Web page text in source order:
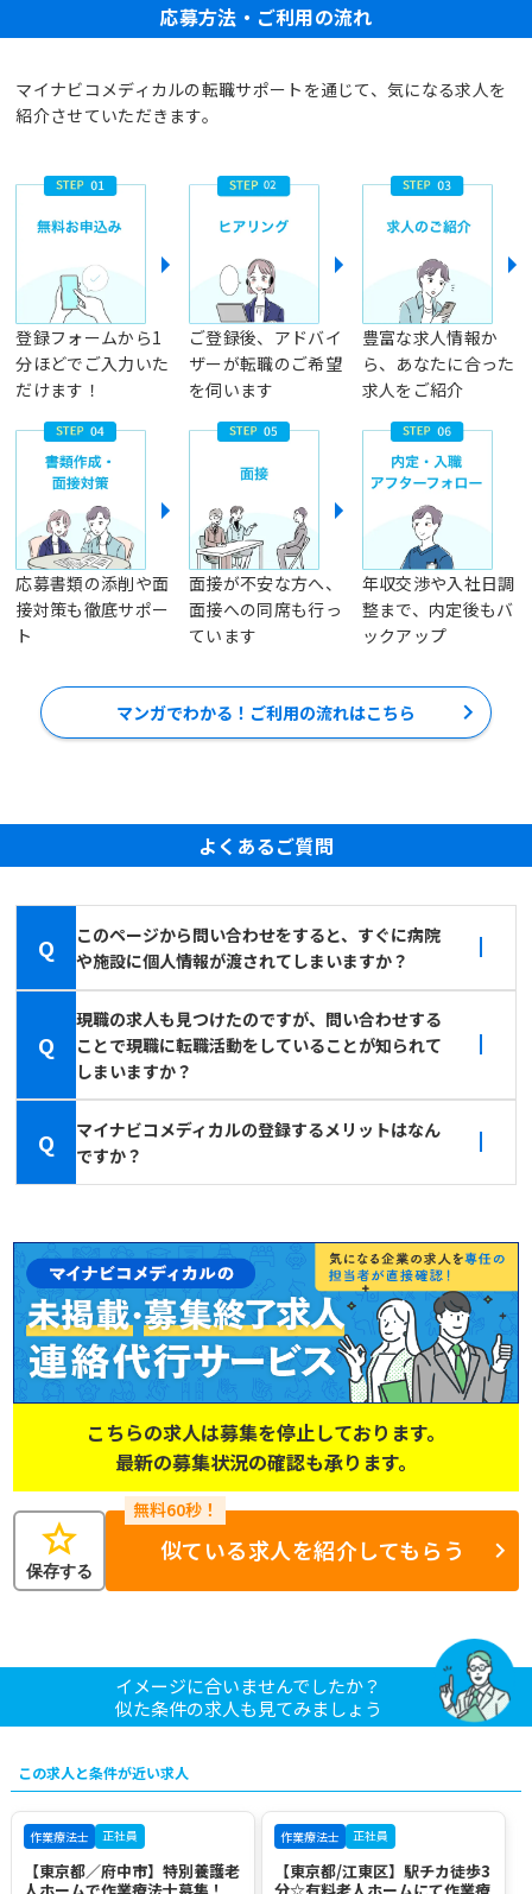
応募方法・ご利用の流れ
マイナビコメディカルの転職サポートを通じて、気になる求人を
紹介させていただきます。
登録フォームから1
分ほどでご入力いた
だけます！
ご登録後、アドバイ
ザーが転職のご希望
を伺います
豊富な求人情報か
ら、あなたに合った
求人をご紹介
応募書類の添削や面
接対策も徹底サポー
ト
面接が不安な方へ、
面接への同席も行っ
ています
年収交渉や入社日調
整まで、内定後もバ
ックアップ
マンガでわかる！ご利用の流れはこちら
よくあるご質問
Q
このページから問い合わせをすると、すぐに病院
や施設に個人情報が渡されてしまいますか？
Q
現職の求人も見つけたのですが、問い合わせする
ことで現職に転職活動をしていることが知られて
しまいますか？
Q
マイナビコメディカルの登録するメリットはなん
ですか？
こちらの求人は募集を停止しております。
最新の募集状況の確認も承ります。
star
保存する
似ている求人を紹介してもらう
イメージに合いませんでしたか？
似た条件の求人も見てみましょう
この求人と条件が近い求人
作業療法士 正社員
【東京都／府中市】特別養護老
作業療法士 正社員
【東京都/江東区】駅チカ徒歩3